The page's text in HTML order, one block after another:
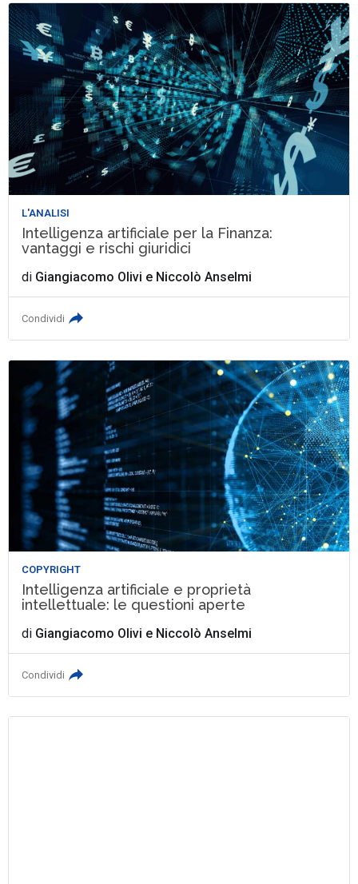
L'ANALISI
Intelligenza artificiale per la Finanza:
vantaggi e rischi giuridici
di Giangiacomo Olivi e Niccolò Anselmi
Condividi
COPYRIGHT
Intelligenza artificiale e proprietà
intellettuale: le questioni aperte
di Giangiacomo Olivi e Niccolò Anselmi
Condividi